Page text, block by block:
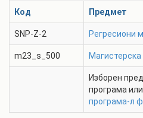
Код Предмет
SNP-Z-2 Регресиони
m23_s_500 Магистерска
Изборен
програма
програма-л